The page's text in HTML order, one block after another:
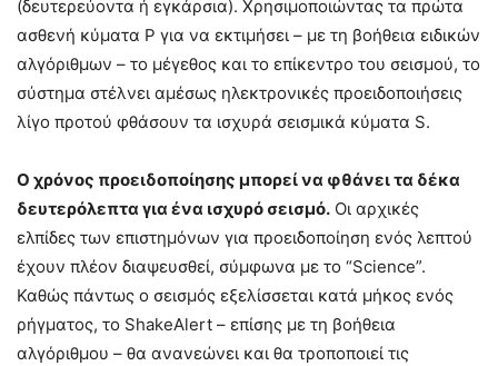
(δευτερεύοντα ή εγκάρσια). Χρησιμοποιώντας τα πρώτα
ασθενή κύματα P για να εκτιμήσει – με τη βοήθεια ειδικών
αλγόριθμων – το μέγεθος και το επίκεντρο του σεισμού, το
σύστημα στέλνει αμέσως ηλεκτρονικές προειδοποιήσεις
λίγο προτού φθάσουν τα ισχυρά σεισμικά κύματα S.
Ο χρόνος προειδοποίησης μπορεί να φθάνει τα δέκα
δευτερόλεπτα για ένα ισχυρό σεισμό. Οι αρχικές
ελπίδες των επιστημόνων για προειδοποίηση ενός λεπτού
έχουν πλέον διαψευσθεί, σύμφωνα με το “Science”.
Καθώς πάντως ο σεισμός εξελίσσεται κατά μήκος ενός
ρήγματος, το ShakeAlert – επίσης με τη βοήθεια
αλγόριθμου – θα ανανεώνει και θα τροποποιεί τις